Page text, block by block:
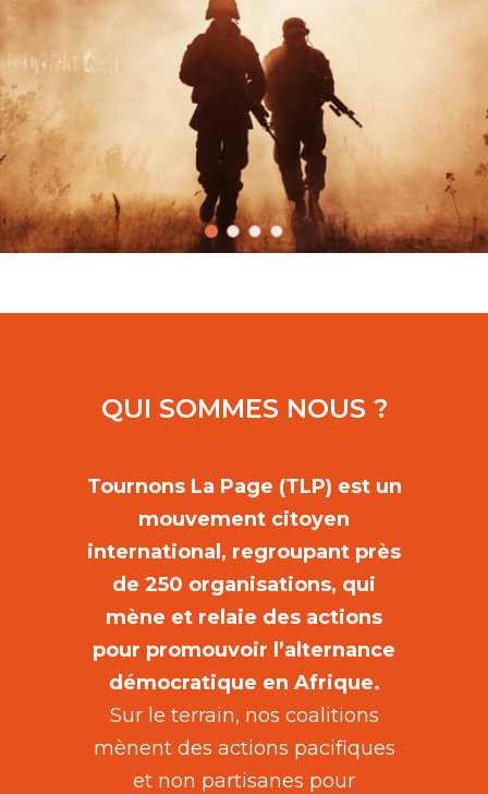
QUI SOMMES NOUS ?
Tournons La Page (TLP) est un
mouvement citoyen
international, regroupant près
de 250 organisations, qui
mène et relaie des actions
pour promouvoir l’alternance
démocratique en Afrique.
Sur le terrain, nos coalitions
mènent des actions pacifiques
et non partisanes pour